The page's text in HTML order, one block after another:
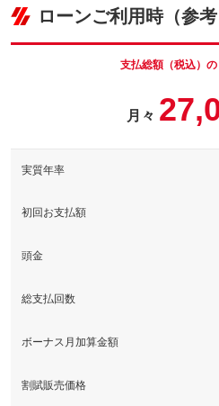
パック内容
す。※人気の数字等は、抽
保証項目
修理回数・
上限金額
免責金
付先
パック内容
「４０４点」を誇り、幅広
保証項目
上限金額
ロードサー
車両本体価
145.9
修理回数・
免責金
保証修理受
付先
-
ビスの有無
ローンご利用時（参考
支払総額（税込）
月々
実質年率
初回お支払額
頭金
総支払回数
ボーナス月加算金額
割賦販売価格